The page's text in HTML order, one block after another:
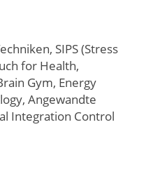
SIPS (Stress
for Health,
Gym, Energy
Angewandte
Integration Control